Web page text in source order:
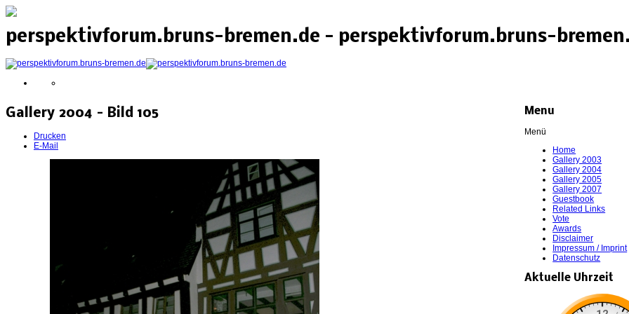
perspektivforum.bruns-bremen.de - perspektivforum.bruns-
Gallery 2004 - Bild 105
Drucken
E-Mail
Menu
Menü
Home
Gallery 2003
Gallery 2004
Gallery 2005
Gallery 2007
Guestbook
Related Links
Vote
Awards
Disclaimer
Impressum / Imprint
Datenschutz
Aktuelle Uhrzeit